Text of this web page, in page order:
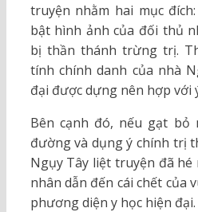
truyện nhằm hai mục
bật hình ảnh của đối thủ
bị thần thánh trừng trị.
tính chính danh của nhà
đại được dựng nên hợp với
Bên cạnh đó, nếu gạt
đường và dụng ý chính trị
Ngụy Tây liệt truyện đã
nhân dẫn đến cái chết của
phương diện y học hiện đại.